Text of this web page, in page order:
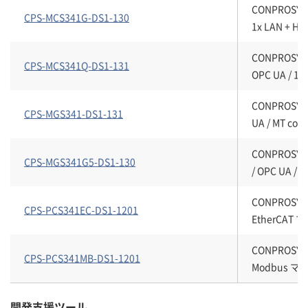
CPS-MCS341G-DS1-130
1x LAN +
CPS-MCS341Q-DS1-131
OPC UA / 1x
CPS-MGS341-DS1-131
UA / MT
CPS-MGS341G5-DS1-130
/ OPC UA /
CPS-PCS341EC-DS1-1201
EtherCAT
CPS-PCS341MB-DS1-1201
Modbus マ